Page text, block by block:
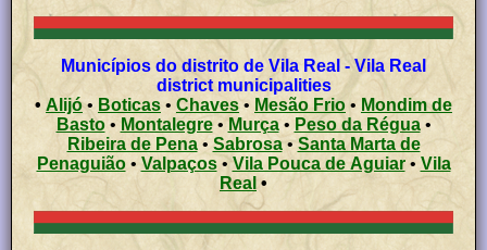
Municípios do distrito de Vila Real - Vila Real
district municipalities
• Alijó• Boticas • Chaves• Mesão Frio • Mondim de
Basto• Montalegre•Murça• Peso da Régua•
Ribeira de Pena• Sabrosa•Santa Marta de
Penaguião• Valpaços•Vila Pouca de Aguiar• Vila
Real •